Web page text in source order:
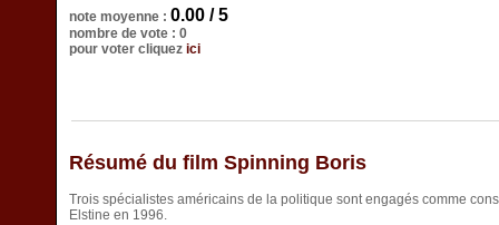
note moyenne : 0.00 / 5
nombre de vote : 0
pour voter cliquez ici
Résumé du film Spinning Boris
Trois spécialistes américains de la politique sont engagés comme
Elstine en 1996.